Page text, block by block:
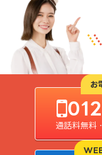
お
通話料無料